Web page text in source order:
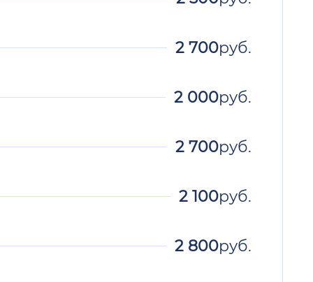
2 700руб.
2 000руб.
2 700руб.
2 100руб.
2 800руб.